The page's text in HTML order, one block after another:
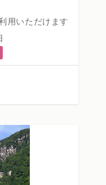
用いただけます